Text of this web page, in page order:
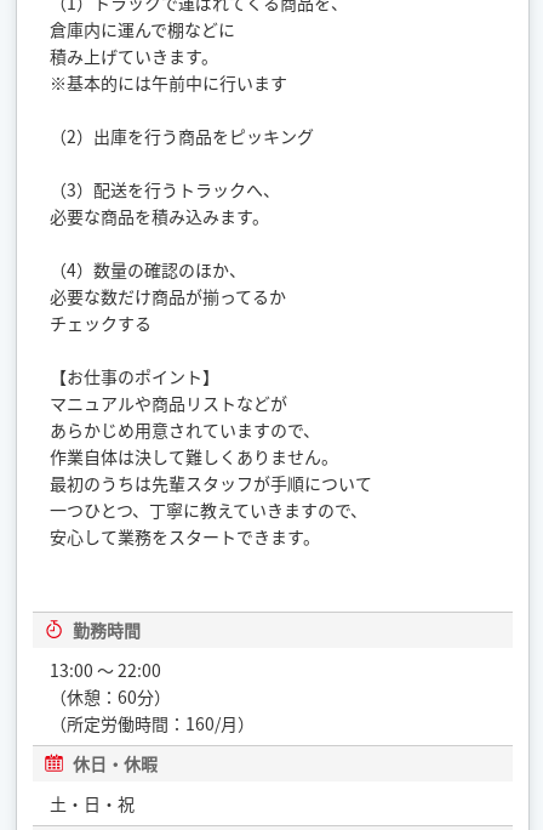
倉庫内に運んで棚などに
積み上げていきます。
※基本的には午前中に行います
（2）出庫を行う商品をピッキング
（3）配送を行うトラックへ、
必要な商品を積み込みます。
（4）数量の確認のほか、
必要な数だけ商品が揃ってるか
チェックする
【お仕事のポイント】
マニュアルや商品リストなどが
あらかじめ用意されていますので、
作業自体は決して難しくありません。
最初のうちは先輩スタッフが手順について
一つひとつ、丁寧に教えていきますので、
安心して業務をスタートできます。
勤務時間
13:00 ～ 22:00
（休憩：60分）
（所定労働時間：160/月）
休日・休暇
土・日・祝